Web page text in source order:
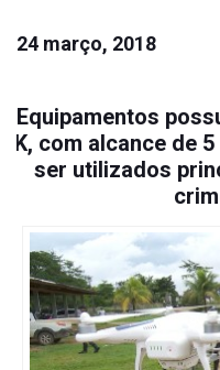
24 março, 2018
Equipamentos
4K, com alcance de
ser utilizados